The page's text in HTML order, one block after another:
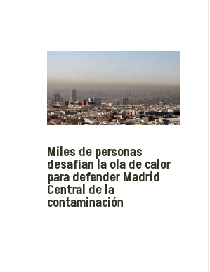
Miles de personas
desafían la ola de calor
para defender Madrid
Central de la
contaminación